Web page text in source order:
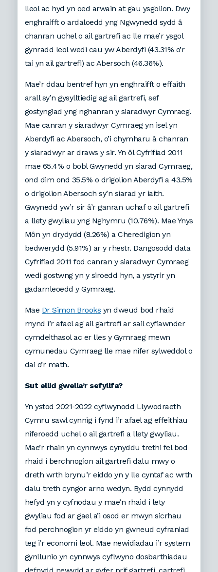
lleol ac hyd yn oed arwain at gau ysgolion. Dwy
enghraifft o ardaloedd yng Ngwynedd sydd â
chanran uchel o ail gartrefi ac lle mae’r ysgol
gynradd leol wedi cau yw Aberdyfi (43.31% o’r
tai yn ail gartrefi) ac Abersoch (46.36%).
Mae’r ddau bentref hyn yn enghraifft o effaith
arall sy’n gysylltiedig ag ail gartrefi, sef
gostyngiad yng nghanran y siaradwyr Cymraeg.
Mae canran y siaradwyr Cymraeg yn isel yn
Aberdyfi ac Abersoch, o’i chymharu â chanran
y siaradwyr ar draws y sir. Yn ôl Cyfrifiad 2011
mae 65.4% o bobl Gwynedd yn siarad Cymraeg,
ond dim ond 35.5% o drigolion Aberdyfi a 43.5%
o drigolion Abersoch sy’n siarad yr iaith.
Gwynedd yw’r sir â’r ganran uchaf o ail gartrefi
a llety gwyliau yng Nghymru (10.76%). Mae Ynys
Môn yn drydydd (8.26%) a Cheredigion yn
bedwerydd (5.91%) ar y rhestr. Dangosodd data
Cyfrifiad 2011 fod canran y siaradwyr Cymraeg
wedi gostwng yn y siroedd hyn, a ystyrir yn
gadarnleoedd y Gymraeg.
Mae Dr Simon Brooks yn dweud bod rhaid
mynd i’r afael ag ail gartrefi ar sail cyfiawnder
cymdeithasol ac er lles y Gymraeg mewn
cymunedau Cymraeg lle mae nifer sylweddol o
dai o’r math.
Sut ellid gwella’r sefyllfa?
Yn ystod 2021-2022 cyflwynodd Llywodraeth
Cymru sawl cynnig i fynd i’r afael ag effeithiau
niferoedd uchel o ail gartrefi a llety gwyliau.
Mae’r rhain yn cynnwys cynyddu trethi fel bod
rhaid i berchnogion ail gartrefi dalu mwy o
dreth wrth brynu’r eiddo yn y lle cyntaf ac wrth
dalu treth cyngor arno wedyn. Bydd cynnydd
hefyd yn y cyfnodau y mae’n rhaid i lety
gwyliau fod ar gael a’i osod er mwyn sicrhau
fod perchnogion yr eiddo yn gwneud cyfraniad
teg i’r economi leol. Mae newidiadau i’r system
gynllunio yn cynnwys cyflwyno dosbarthiadau